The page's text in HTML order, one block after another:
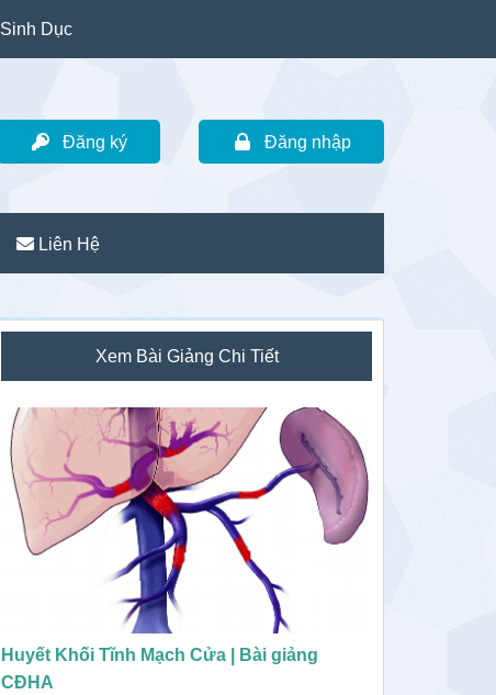
Sinh Dục
Đăng ký Đăng nhập
Liên Hệ
Sidebar
chính
Xem Bài Giảng Chi Tiết
Huyết Khối Tĩnh Mạch Cửa | Bài giảng
CĐHA